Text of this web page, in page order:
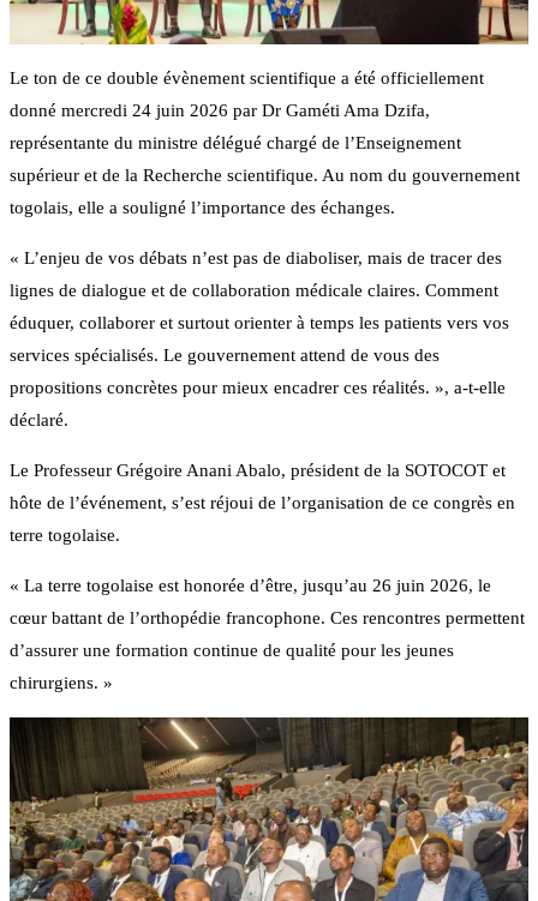
Le ton de ce double évènement scientifique a été officiellement
donné mercredi 24 juin 2026 par Dr Gaméti Ama Dzifa,
représentante du ministre délégué chargé de l’Enseignement
supérieur et de la Recherche scientifique. Au nom du gouvernement
togolais, elle a souligné l’importance des échanges.
« L’enjeu de vos débats n’est pas de diaboliser, mais de tracer des
lignes de dialogue et de collaboration médicale claires. Comment
éduquer, collaborer et surtout orienter à temps les patients vers vos
services spécialisés. Le gouvernement attend de vous des
propositions concrètes pour mieux encadrer ces réalités. », a-t-elle
déclaré.
Le Professeur Grégoire Anani Abalo, président de la SOTOCOT et
hôte de l’événement, s’est réjoui de l’organisation de ce congrès en
terre togolaise.
« La terre togolaise est honorée d’être, jusqu’au 26 juin 2026, le
cœur battant de l’orthopédie francophone. Ces rencontres permettent
d’assurer une formation continue de qualité pour les jeunes
chirurgiens. »